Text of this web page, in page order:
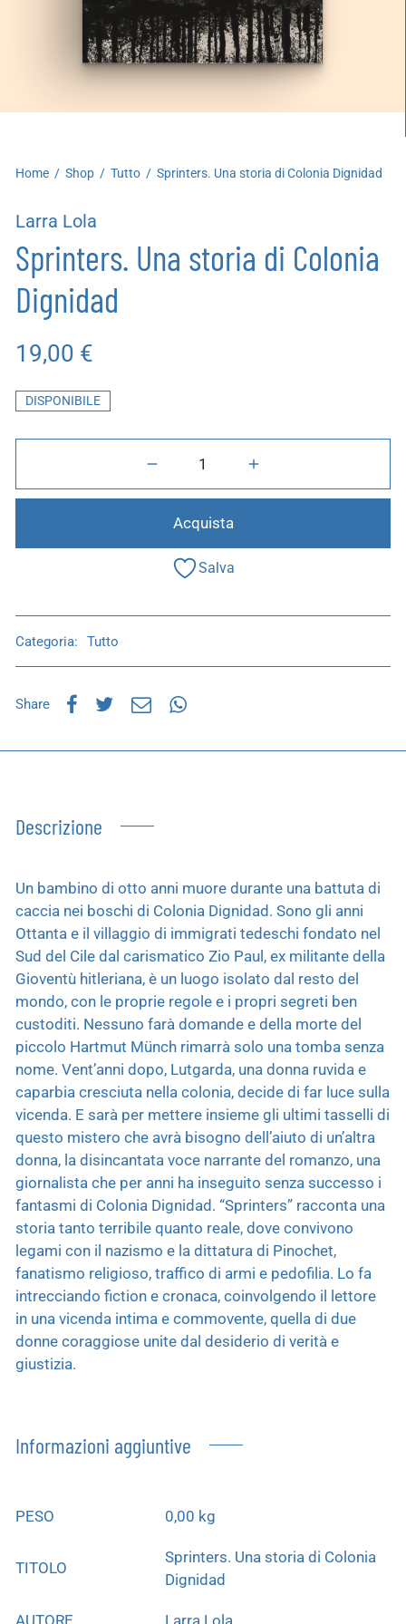
Home / Shop / Tutto / Sprinters. Una storia di Colonia Dignidad
Larra Lola
Sprinters. Una storia di Colonia
Dignidad
19,00 €
DISPONIBILE
Acquista
Salva
Categoria: Tutto
Share
Descrizione
Un bambino di otto anni muore durante una battuta di
caccia nei boschi di Colonia Dignidad. Sono gli anni
Ottanta e il villaggio di immigrati tedeschi fondato nel
Sud del Cile dal carismatico Zio Paul, ex militante della
Gioventù hitleriana, è un luogo isolato dal resto del
mondo, con le proprie regole e i propri segreti ben
custoditi. Nessuno farà domande e della morte del
piccolo Hartmut Münch rimarrà solo una tomba senza
nome. Vent’anni dopo, Lutgarda, una donna ruvida e
caparbia cresciuta nella colonia, decide di far luce sulla
vicenda. E sarà per mettere insieme gli ultimi tasselli di
questo mistero che avrà bisogno dell’aiuto di un’altra
donna, la disincantata voce narrante del romanzo, una
giornalista che per anni ha inseguito senza successo i
fantasmi di Colonia Dignidad. “Sprinters” racconta una
storia tanto terribile quanto reale, dove convivono
legami con il nazismo e la dittatura di Pinochet,
fanatismo religioso, traffico di armi e pedofilia. Lo fa
intrecciando fiction e cronaca, coinvolgendo il lettore
in una vicenda intima e commovente, quella di due
donne coraggiose unite dal desiderio di verità e
giustizia.
Informazioni aggiuntive
PESO 0,00 kg
TITOLO
Sprinters. Una storia di Colonia
Dignidad
AUTORE Larra Lola